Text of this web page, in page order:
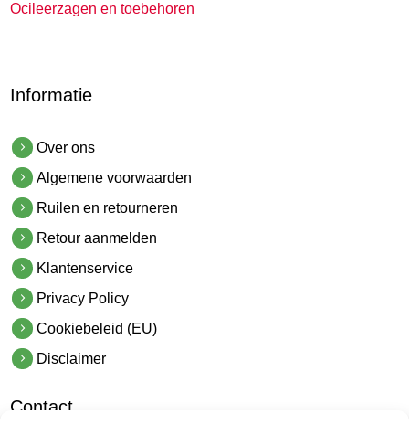
Ocileerzagen en toebehoren
Informatie
Over ons
Algemene voorwaarden
Ruilen en retourneren
Retour aanmelden
Klantenservice
Privacy Policy
Cookiebeleid (EU)
Disclaimer
Contact